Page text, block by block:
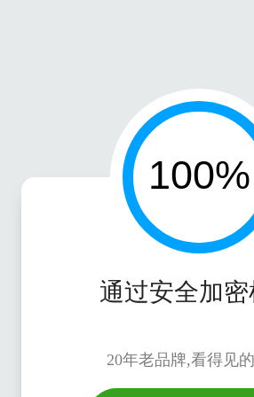
通过安全加密
20年老品牌,看得见